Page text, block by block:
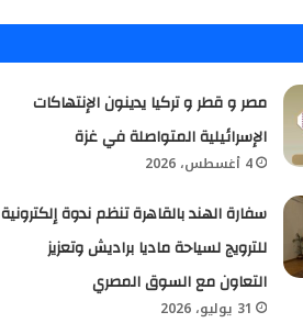
مصر و قطر و تركيا يدينون الإنتهاكات
الإسرائيلية المتواصلة في غزة
4 أغسطس، 2026
سفارة الهند بالقاهرة تنظم ندوة إلكترونية
للترويج لسياحة ماديا براديش وتعزيز
التعاون مع السوق المصري
31 يوليو، 2026